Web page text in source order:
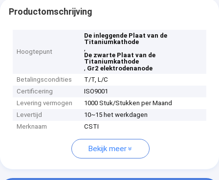
Productomschrijving
Hoogtepunt
De inleggende Plaat van de
Titaniumkathode
,
De zwarte Plaat van de
Titaniumkathode
, Gr2 elektrodenanode
Betalingscondities
T/T, L/C
Certificering
ISO9001
Levering vermogen
1000 Stuk/Stukken per Maand
Levertijd
10~15 het werkdagen
Merknaam
CSTI
Bekijk meer